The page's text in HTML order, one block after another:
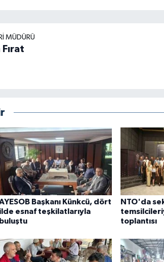
MÜDÜRÜ
Başkanı Künkcü, dört
ilde esnaf teşkilatlarıyla
buluştu
NTO'da
toplantısı